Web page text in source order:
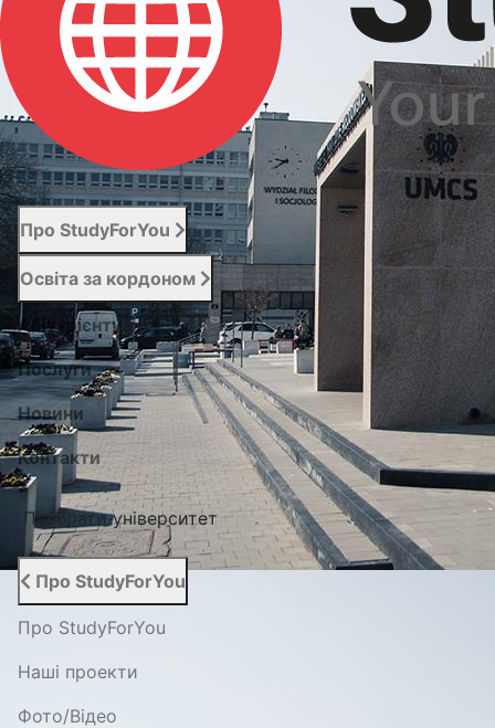
Про StudyForYou
Освіта за кордоном
Абітурієнту
Послуги
Новини
Контакти
Підібрати університет
Про StudyForYou
Про StudyForYou
Наші проекти
Фото/Відео